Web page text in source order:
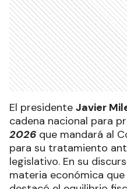
El presidente Javier
cadena nacional para
2026 que mandará al
para su tratamiento
legislativo. En su
materia económica